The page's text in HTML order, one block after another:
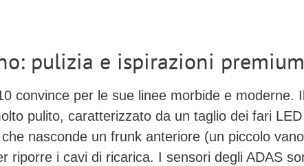
pulizia e ispirazioni premium
convince per le sue linee morbide e moderne. Il
pulito, caratterizzato da un taglio dei fari
nasconde un frunk anteriore(un piccolo vano
riporre i cavi di ricarica. I sensori degli ADAS